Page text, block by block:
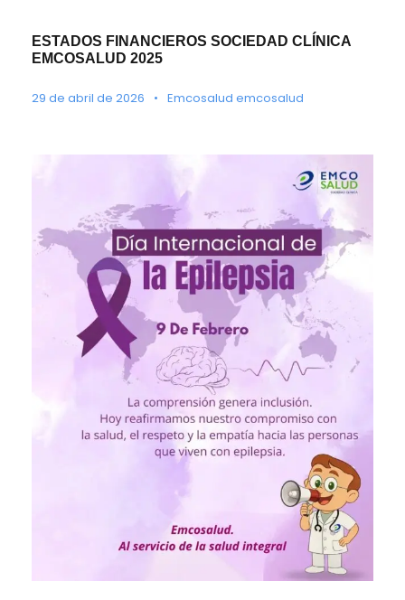
ESTADOS FINANCIEROS SOCIEDAD CLÍNICA
EMCOSALUD 2025
29 de abril de 2026 • Emcosalud emcosalud